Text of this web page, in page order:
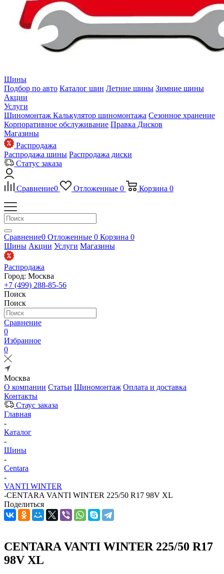
Шины
Подбор по авто Каталог шин Летние шины Зимние шины
Акции
Услуги
Шиномонтаж Калькулятор шиномонтажа Сезонное хранение
Корпоративное обслуживание Правка Дисков
Магазины
Распродажа
Распродажа шины Распродажа диски
Статус заказа
Сравнение0 Отложенные 0 Корзина 0
Сравнение0 Отложенные 0 Корзина 0
Шины Акции Услуги Магазины
Распродажа
Город: Москва
+7 (499) 288-85-56
Поиск
Поиск
Сравнение
0
Избранное
0
Москва
О компании Статьи Шиномонтаж Оплата и доставка
Контакты
Стаус заказа
Главная
-
Каталог
-
Шины
-
Centara
-
VANTI WINTER
-CENTARA VANTI WINTER 225/50 R17 98V XL
Поделиться
CENTARA VANTI WINTER 225/50 R17
98V XL